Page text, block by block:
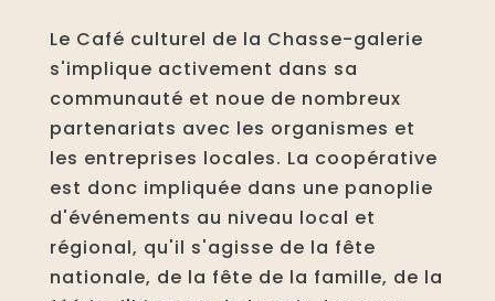
Le Café culturel de la Chasse-galerie
s'implique activement dans sa
communauté et noue de nombreux
partenariats avec les organismes et
les entreprises locales. La coopérative
est donc impliquée dans une panoplie
d'événements au niveau local et
régional, qu'il s'agisse de la fête
nationale, de la fête de la famille, de la